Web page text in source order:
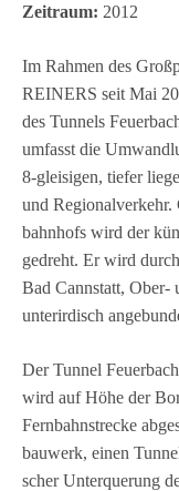
Zeit­raum: 2012
Im Rah­men des
REINERS seit Mai
des Tun­nels
umfasst die
8‑gleisigen, tie­fer
und
bahn­hofs wird der
gedreht. Er wird
Bad Cannstatt, Ober-
unter­ir­disch
Der Tun­nel
wird auf Höhe der
Fern­bahn­stre­cke
bau­werk, einen
scher Unter­que­rung